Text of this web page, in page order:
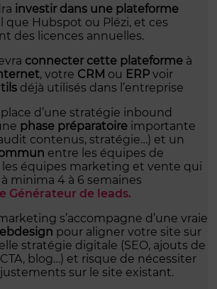
investir dans une plateforme
que Hubspot ou Plézi, et ces
des licences annuelles.
connecter cette plateformeà
, votre CRM ou ERPvoir
déjà utilisés dans l’entreprise
d’une stratégie inbound
phase préparatoireimportante
contenus, stratégie…) et un
entre les équipes de
les équipes marketing et vente qui
minima 4 à 6 semaines
Générateur de leads.
s’accompagne d’une vraie
pour aligner votre site sur
stratégie digitale (SEO, ajouts de
blog…) et risque de nécessiter
sur le site existant.